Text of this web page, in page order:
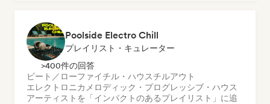
Poolside Electro Chill
プレイリスト・キュレーター
>400件の回答
ビート／ローファイチル・ハウスチルアウト
エレクトロニカ メロディック・プログレッシブ・ハウス
アーティストを「インパクトのあるプレイリスト」に追